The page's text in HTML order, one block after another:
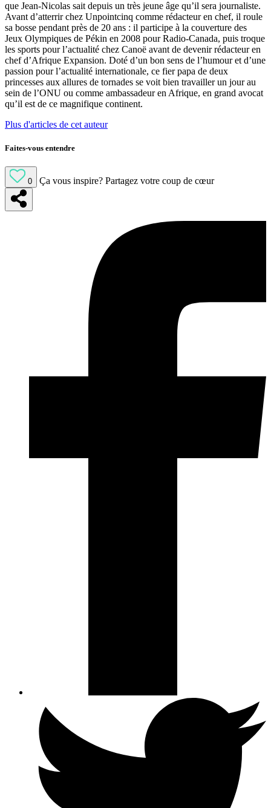
que Jean-Nicolas sait depuis un très jeune âge qu’il sera journaliste.
Avant d’atterrir chez Unpointcinq comme rédacteur en chef, il roule
sa bosse pendant près de 20 ans : il participe à la couverture des
Jeux Olympiques de Pékin en 2008 pour Radio-Canada, puis troque
les sports pour l’actualité chez Canoë avant de devenir rédacteur en
chef d’Afrique Expansion. Doté d’un bon sens de l’humour et d’une
passion pour l’actualité internationale, ce fier papa de deux
princesses aux allures de tornades se voit bien travailler un jour au
sein de l’ONU ou comme ambassadeur en Afrique, en grand avocat
qu’il est de ce magnifique continent.
Plus d'articles de cet auteur
Faites-vous entendre
0 Ça vous inspire? Partagez votre coup de cœur